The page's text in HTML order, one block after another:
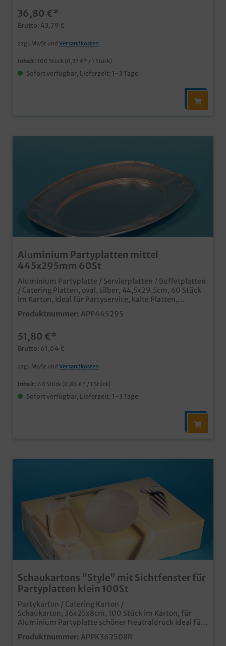
im Catering und Partyservice
36,80 €*
Brutto: 43,79 €
zzgl. MwSt und Versandkosten
Inhalt: 100 Stück (0,37 €* / 1 Stück)
Sofort verfügbar, Lieferzeit: 1-3 Tage
Aluminium Partyplatten mittel
445x295mm 60St
Aluminium Partyplatte / Servierplatten / Buffetplatten
/ Catering Platten, oval, silber, 44,5x29,5cm, 60 Stück
im Karton, Ideal für Partyservice, kalte Platten,
Präsente, Empfänge, usw., lebensmittelecht und
abwaschbar passender Transport- und Schaukarton
Produktnummer: APP445295
51,80 €*
Brutto: 61,64 €
zzgl. MwSt und Versandkosten
Inhalt: 60 Stück (0,86 €* / 1 Stück)
Sofort verfügbar, Lieferzeit: 1-3 Tage
Schaukartons "Style" mit Sichtfenster für
Partyplatten klein 100St
Partykarton / Catering Karton /
Schaukarton, 36x25x8cm, 100 Stück im Karton, für
Aluminium Partyplatte schöner Neutraldruck Ideal für
Partyservice, Catering und Plattenservice auch
individuell bedruckbar passende Partyplatten separat
Produktnummer: APPK362508R